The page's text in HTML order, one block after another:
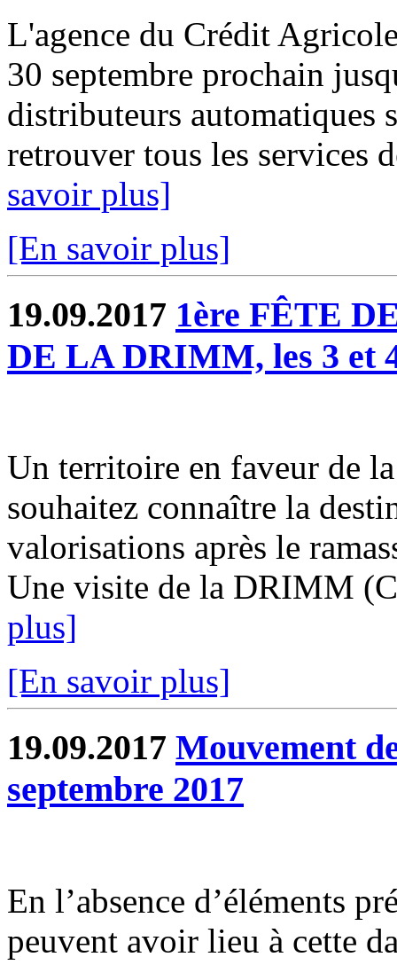
L'agence du Crédit
30 septembre prochain
distributeurs automatiques
retrouver tous les services
savoir plus]
[En savoir plus]
19.09.2017 1ère FÊTE
DE LA DRIMM, les 3 et
Un territoire en faveur de
souhaitez connaître la
valorisations après le
Une visite de la DRIMM
plus]
[En savoir plus]
19.09.2017 Mouvement
septembre 2017
En l’absence d’éléments
peuvent avoir lieu à cette